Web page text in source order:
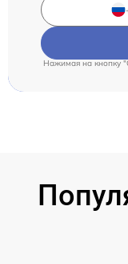
Нажимая на кнопку